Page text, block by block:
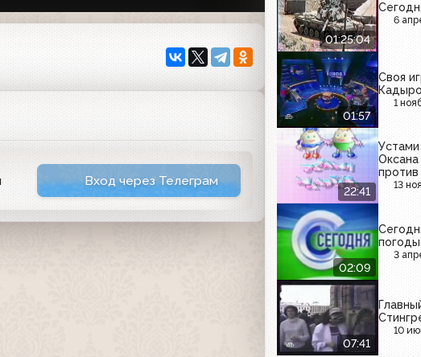
Вход через Телеграм
01:25:04
6
01:57
Своя
1
22:41
13
02:09
погоды
3
07:41
10